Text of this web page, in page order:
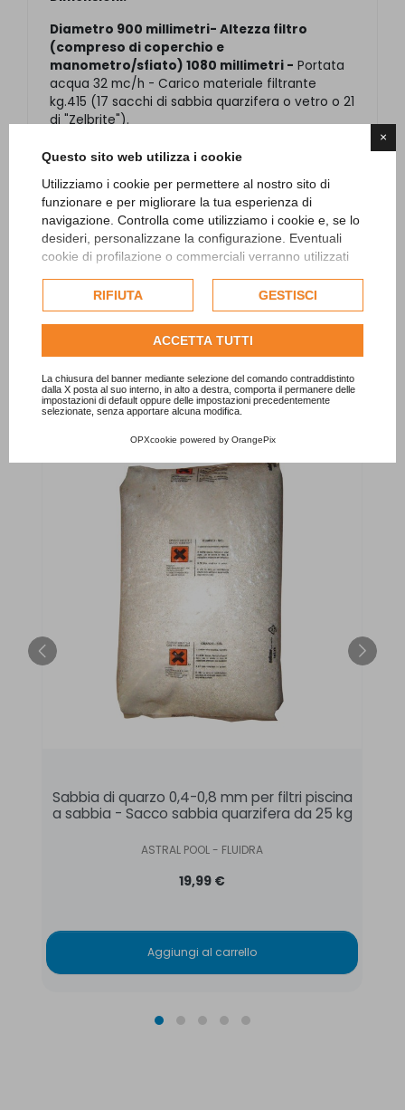
×
Questo sito web utilizza i cookie
Utilizziamo i cookie per permettere al nostro sito di
funzionare e per migliorare la tua esperienza di
navigazione. Controlla come utilizziamo i cookie e, se lo
desideri, personalizzane la configurazione. Eventuali
cookie di profilazione o commerciali verranno utilizzati
dell'utente e, se consentito, potrebbero essere utilizzati
per personalizzare gli annunci pubblicitari. Per ulteriori
informazioni su come Google utilizza i dati raccolti,
politica sulla privacy di Google
Consulta l'informativa cookie completa.
RIFIUTA GESTISCI
ACCETTA TUTTI
La chiusura del banner mediante selezione del comando contraddistinto
dalla X posta al suo interno, in alto a destra, comporta il permanere delle
impostazioni di default oppure delle impostazioni precedentemente
selezionate, senza apportare alcuna modifica.
OPXcookie powered by OrangePix
Diametro 900 millimetri- Altezza filtro
(compreso di coperchio e
manometro/sfiato) 1080 millimetri - Portata
acqua 32 mc/h - Carico materiale filtrante
kg.415 (17 sacchi di sabbia quarzifera o vetro o 21
di "Zelbrite").
Il filtro è conforme alla normativa
Garanzia anni 2
PRODOTTI CORRELLATI E
ACCESSORI
Sabbia di quarzo 0,4-0,8 mm per filtri piscina
a sabbia - Sacco sabbia quarzifera da 25 kg
ASTRAL POOL - FLUIDRA
19,99 €
Aggiungi al carrello